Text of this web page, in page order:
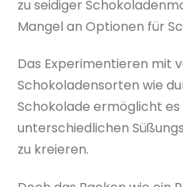
zu seidiger
Mangel an Optionen für
Das Experimentieren mit
Schokoladensorten wie
Schokolade ermöglicht
unterschiedlichen
zu kreieren.